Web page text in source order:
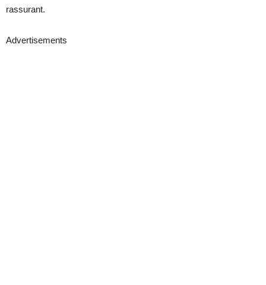
rassurant.
Advertisements